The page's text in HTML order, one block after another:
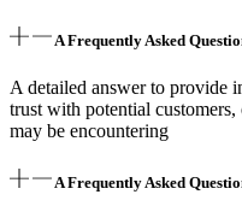
A Frequently Asked
A detailed answer to provide
trust with potential
may be encountering
A Frequently Asked